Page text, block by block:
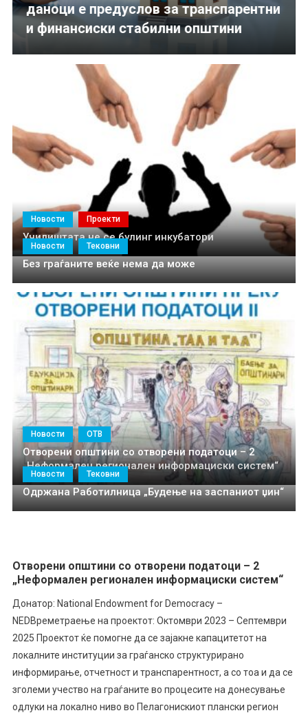
транспарентни и финансиски стабилни општини
даноци е предуслов за транспарентни
и финансиски стабилни општини
Новости Проекти
Училиштата не се булинг инкубатори
Новости Тековни
Без граѓаните веќе нема да може
Новости ОТВ
Отворени општини со отворени податоци – 2
„Неформален регионален информациски систем“
Новости Тековни
Одржана Работилница „Будење на заспаниот џин“
Отворени општини со отворени податоци – 2
„Неформален регионален информациски систем“
Донатор: National Endowment for Democracy –
NEDВреметраење на проектот: Октомври 2023 – Септември
2025 Проектот ќе помогне да се зајакне капацитетот на
локалните институции за граѓанско структурирано
информирање, отчетност и транспарентност, а со тоа и да се
зголеми учество на граѓаните во процесите на донесување
одлуки на локално ниво во Пелагонискиот плански регион